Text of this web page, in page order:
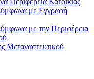
Περιφέρεια Κατοικίας
με Εγγραφή
με την Περιφέρεια
Μεταναστευτικού